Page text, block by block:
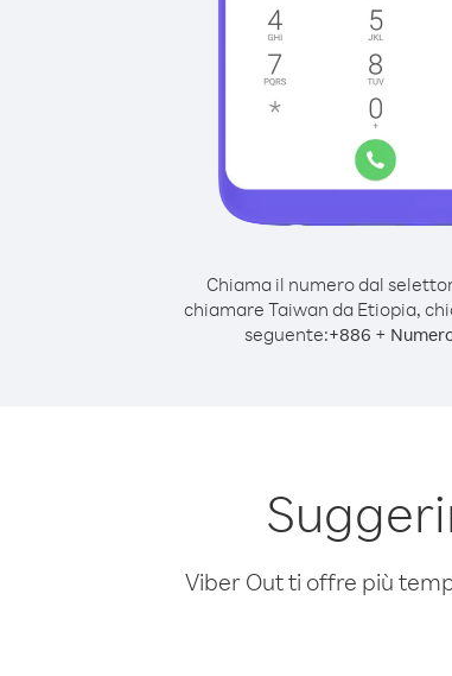
Chiama il numero dal
chiamare Taiwan da Etiopia,
seguente:+886 +
Viber Out ti offre più